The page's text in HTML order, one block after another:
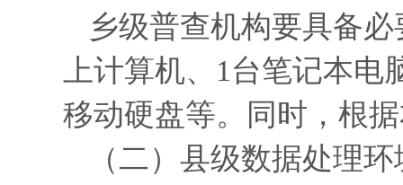
乡级普查机构要具备
上计算机、1台笔记本
移动硬盘等。同时，根
（二）县级数据处理